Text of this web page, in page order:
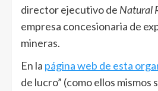
director ejecutivo de Natural
empresa concesionaria de
mineras.
En la página web de esta
de lucro” (como ellos mismos